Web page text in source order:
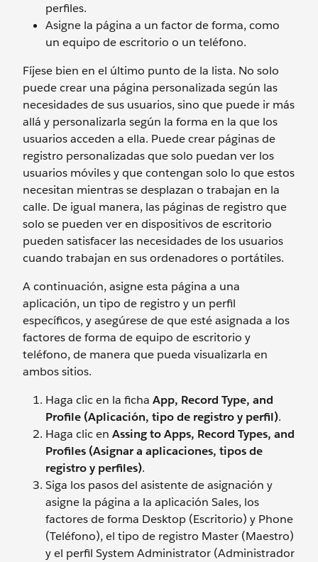
perfiles.
Asigne la página a un factor de forma, como
un equipo de escritorio o un teléfono.
Fíjese bien en el último punto de la lista. No solo
puede crear una página personalizada según las
necesidades de sus usuarios, sino que puede ir más
allá y personalizarla según la forma en la que los
usuarios acceden a ella. Puede crear páginas de
registro personalizadas que solo puedan ver los
usuarios móviles y que contengan solo lo que estos
necesitan mientras se desplazan o trabajan en la
calle. De igual manera, las páginas de registro que
solo se pueden ver en dispositivos de escritorio
pueden satisfacer las necesidades de los usuarios
cuando trabajan en sus ordenadores o portátiles.
A continuación, asigne esta página a una
aplicación, un tipo de registro y un perfil
específicos, y asegúrese de que esté asignada a los
factores de forma de equipo de escritorio y
teléfono, de manera que pueda visualizarla en
ambos sitios.
Haga clic en la ficha App, Record Type, and
Profile (Aplicación, tipo de registro y perfil).
Haga clic en Assing to Apps, Record Types, and
Profiles (Asignar a aplicaciones, tipos de
registro y perfiles).
Siga los pasos del asistente de asignación y
asigne la página a la aplicación Sales, los
factores de forma Desktop (Escritorio) y Phone
(Teléfono), el tipo de registro Master (Maestro)
y el perfil System Administrator (Administrador